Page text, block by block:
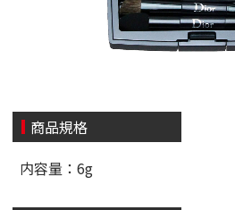
商品規格
内容量：6g